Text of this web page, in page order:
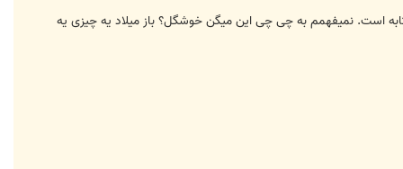
است. نمیفهمم به چی چی این میگن خوشگل؟ باز میلاد یه چیزی یه